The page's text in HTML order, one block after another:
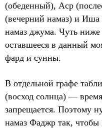
(обеденный), Аср
(вечерний намаз) и
намаз джума. Чуть
оставшееся в данный
фард и сунны.
В отдельной графе
(восход солнца) —
запрещается. Поэтому
намаз Фаджр так, чтобы